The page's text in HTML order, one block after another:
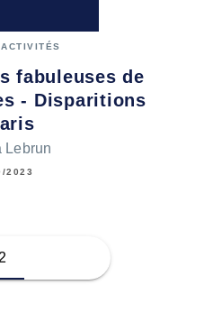
fabuleuses de
- Disparitions
Lebrun
2023
2